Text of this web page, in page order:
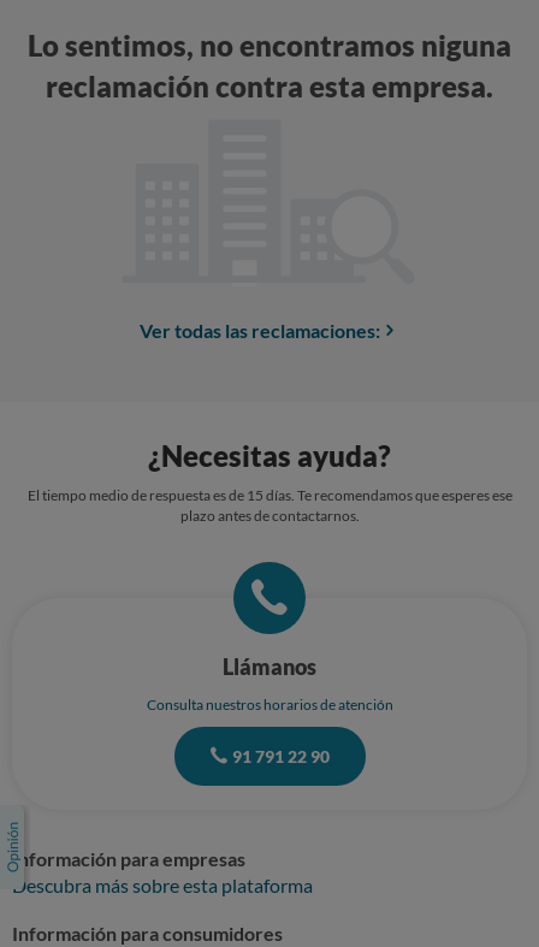
Lo sentimos, no encontramos niguna
reclamación contra esta empresa.
Ver todas las reclamaciones:
¿Necesitas ayuda?
El tiempo medio de respuesta es de 15 días. Te recomendamos que esperes ese
plazo antes de contactarnos.
Llámanos
Consulta nuestros horarios de atención
91 791 22 90
Información para empresas
Descubra más sobre esta plataforma
Información para consumidores